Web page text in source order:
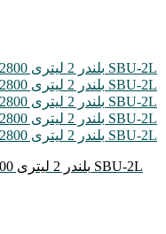
بلندر 2 لیتری 2800 وات اسمارت مدل SBU-2L